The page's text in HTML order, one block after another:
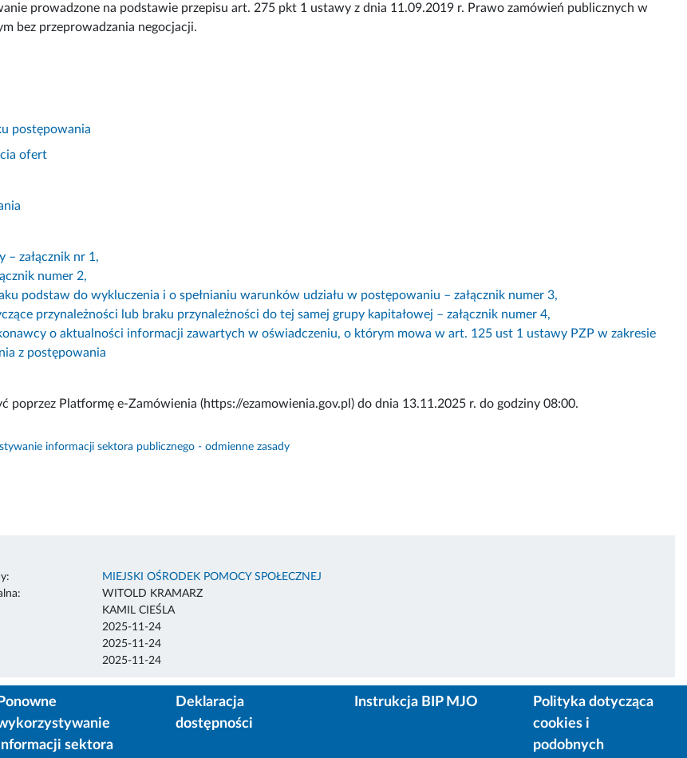
prowadzone na podstawie przepisu art. 275 pkt 1 ustawy z dnia 11.09.2019 r. Prawo zamówień publicznych w
bez przeprowadzania negocjacji.
postępowania
ofert
– załącznik nr 1,
numer 2,
podstaw do wykluczenia i o spełnianiu warunków udziału w postępowaniu – załącznik numer 3,
przynależności lub braku przynależności do tej samej grupy kapitałowej – załącznik numer 4,
o aktualności informacji zawartych w oświadczeniu, o którym mowa w art. 125 ust 1 ustawy PZP w zakresie
z postępowania
poprzez Platformę e-Zamówienia (https://ezamowienia.gov.pl) do dnia 13.11.2025 r. do godziny 08:00.
informacji sektora publicznego - odmienne zasady
MIEJSKI OŚRODEK POMOCY SPOŁECZNEJ
WITOLD KRAMARZ
KAMIL CIEŚLA
2025-11-24
2025-11-24
2025-11-24
Ponowne
sektora
Deklaracja
dostępności
Instrukcja BIP MJO
Polityka dotycząca
cookies i
podobnych